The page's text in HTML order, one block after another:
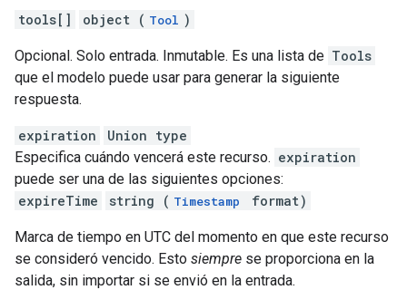
tools[] object ( Tool )
Opcional. Solo entrada. Inmutable. Es una lista de Tools
que el modelo puede usar para generar la siguiente
respuesta.
expiration
Union type
Especifica cuándo vencerá este recurso. expiration
puede ser una de las siguientes opciones:
expireTime
string ( Timestamp format)
Marca de tiempo en UTC del momento en que este recurso
se consideró vencido. Esto siempre se proporciona en la
salida, sin importar si se envió en la entrada.